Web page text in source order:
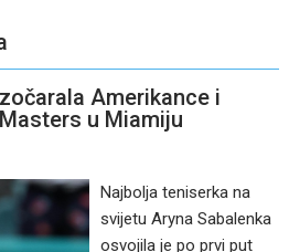
Amerikance i
u Miamiju
Najbolja teniserka na
svijetu Aryna Sabalenka
osvojila je po prvi put